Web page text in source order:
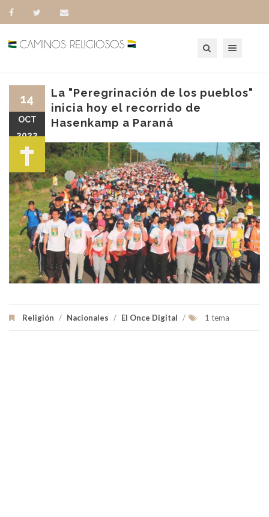
La "Peregrinación de los pueblos"
inicia hoy el recorrido de
Hasenkamp a Paraná
Religión / Nacionales / El Once Digital / 1 tema
14
OCT
2022